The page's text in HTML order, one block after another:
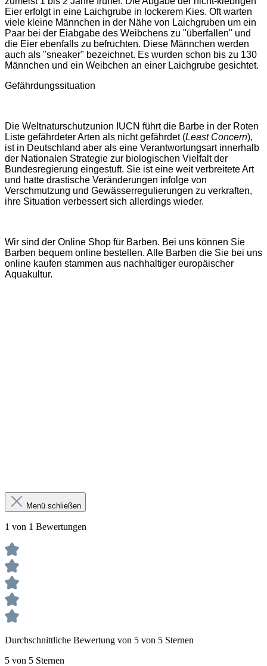
Eier erfolgt in eine Laichgrube in lockerem Kies. Oft warten
viele kleine Männchen in der Nähe von Laichgruben um ein
Paar bei der Eiabgabe des Weibchens zu "überfallen" und
die Eier ebenfalls zu befruchten. Diese Männchen werden
auch als "sneaker" bezeichnet. Es wurden schon bis zu 130
Männchen und ein Weibchen an einer Laichgrube gesichtet.
Gefährdungssituation
Die Weltnaturschutzunion IUCN führt die Barbe in der Roten
Liste gefährdeter Arten als nicht gefährdet (Least Concern),
ist in Deutschland aber als eine Verantwortungsart innerhalb
der Nationalen Strategie zur biologischen Vielfalt der
Bundesregierung eingestuft. Sie ist eine weit verbreitete Art
und hatte drastische Veränderungen infolge von
Verschmutzung und Gewässerregulierungen zu verkraften,
ihre Situation verbessert sich allerdings wieder.
Wir sind der Online Shop für Barben. Bei uns können Sie
Barben bequem online bestellen. Alle Barben die Sie bei uns
online kaufen stammen aus nachhaltiger europäischer
Aquakultur.
Menü schließen
1 von 1 Bewertungen
Durchschnittliche Bewertung von 5 von 5 Sternen
5 von 5 Sternen